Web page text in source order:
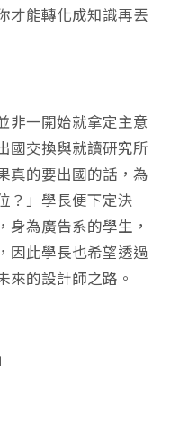
才能轉化成知識再丟
非一開始就拿定主意
國交換與就讀研究所
真的要出國的話，為
？」學長便下定決
身為廣告系的學生，
因此學長也希望透過
來的設計師之路。